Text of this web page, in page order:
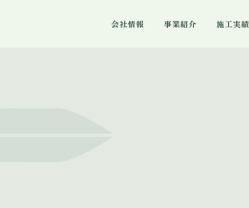
会社情報 事業紹介 施工実績